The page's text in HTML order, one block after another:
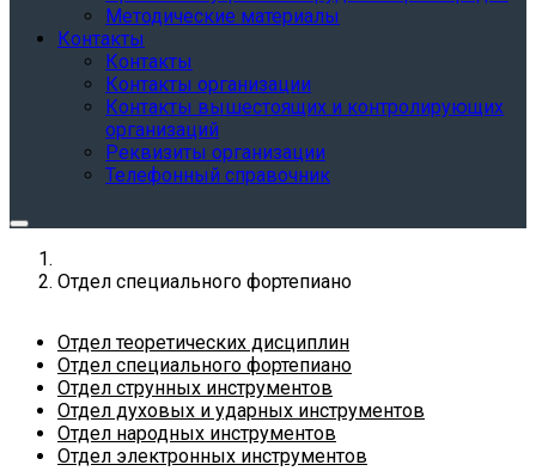
Методические материалы
Контакты
Контакты
Контакты организации
Контакты вышестоящих и контролирующих
организаций
Реквизиты организации
Телефонный справочник
Отдел специального фортепиано
Отдел теоретических дисциплин
Отдел специального фортепиано
Отдел струнных инструментов
Отдел духовых и ударных инструментов
Отдел народных инструментов
Отдел электронных инструментов